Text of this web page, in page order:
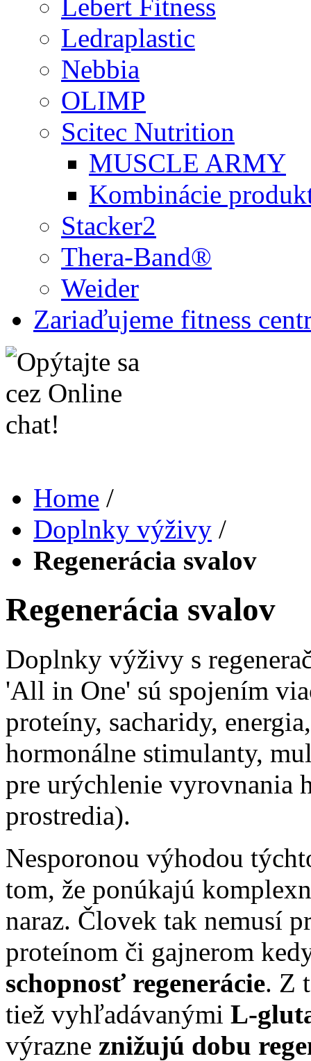
Lebert Fitness
Ledraplastic
Nebbia
OLIMP
Scitec Nutrition
MUSCLE ARMY
Kombinácie
Stacker2
Thera-Band®
Weider
Zariaďujeme fitness
Home /
Doplnky výživy /
Regenerácia svalov
Regenerácia svalov
Doplnky výživy s
'All in One' sú spojením
proteíny, sacharidy,
hormonálne stimulanty,
pre urýchlenie vyrovnania
prostredia).
Nesporonou výhodou
tom, že ponúkajú
naraz. Človek tak nemusí
proteínom či gajnerom
schopnosť regenerácie. Z
tiež vyhľadávanými L-
výrazne znižujú dobu